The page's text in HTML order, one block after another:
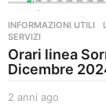
INFORMAZIONI UTILI ,
SERVIZI
Orari linea
Dicembre
2 anni ago